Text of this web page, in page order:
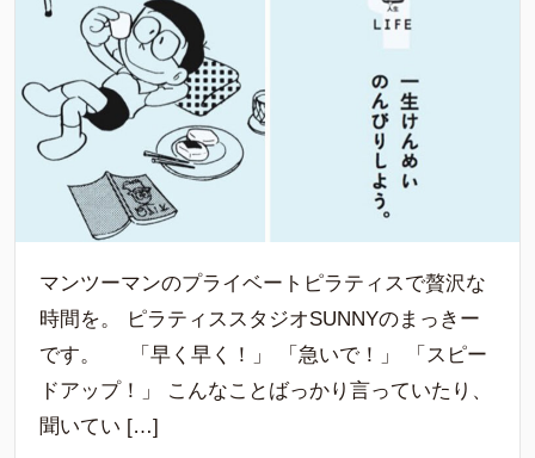
マンツーマンのプライベートピラティスで贅沢な
時間を。 ピラティススタジオSUNNYのまっきー
です。 「早く早く！」 「急いで！」 「スピー
ドアップ！」 こんなことばっかり言っていたり、
聞いてい […]